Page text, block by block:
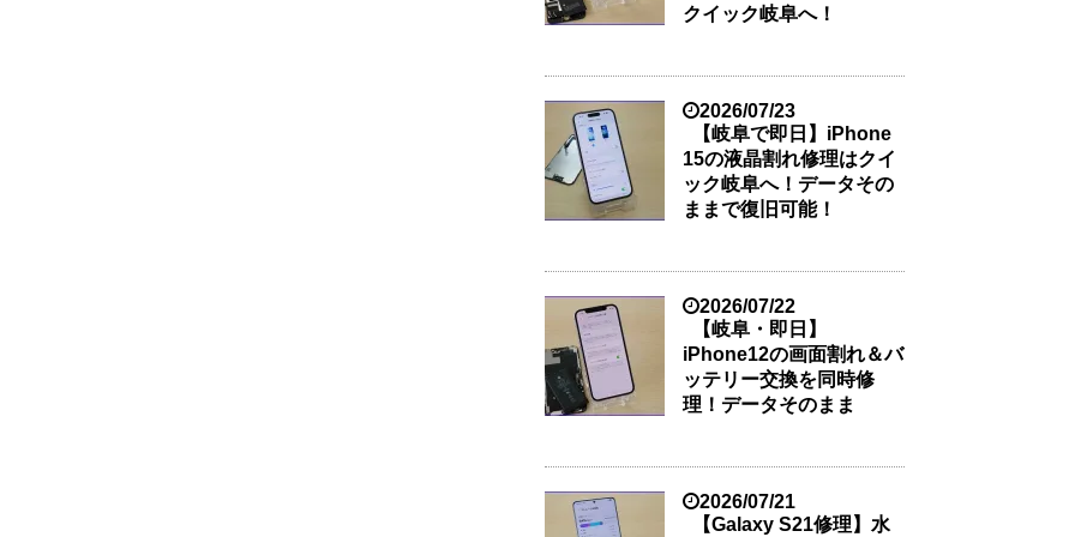
クイック岐阜へ！
2026/07/23
【岐阜で即日】iPhone
15の液晶割れ修理はクイ
ック岐阜へ！データその
ままで復旧可能！
2026/07/22
【岐阜・即日】
iPhone12の画面割れ＆バ
ッテリー交換を同時修
理！データそのまま
2026/07/21
【Galaxy S21修理】水